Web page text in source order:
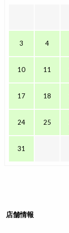
3 4
10 11
17 18
24 25
31
店舗情報